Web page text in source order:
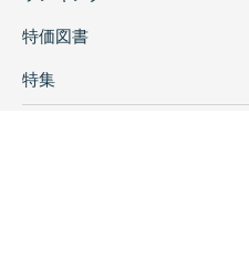
特価図書
特集